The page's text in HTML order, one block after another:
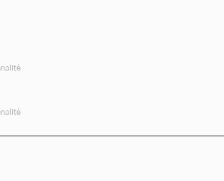
avez rencontré
la page que vous recherchez n’existe